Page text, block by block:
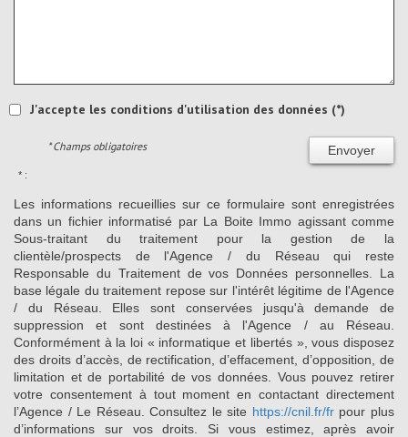
J'accepte les conditions d'utilisation des données (*)
Envoyer
* Champs obligatoires
* :
Les informations recueillies sur ce formulaire sont enregistrées
dans un fichier informatisé par La Boite Immo agissant comme
Sous-traitant du traitement pour la gestion de la
clientèle/prospects de l'Agence / du Réseau qui reste
Responsable du Traitement de vos Données personnelles. La
base légale du traitement repose sur l'intérêt légitime de l'Agence
/ du Réseau. Elles sont conservées jusqu'à demande de
suppression et sont destinées à l'Agence / au Réseau.
Conformément à la loi « informatique et libertés », vous disposez
des droits d’accès, de rectification, d’effacement, d’opposition, de
limitation et de portabilité de vos données. Vous pouvez retirer
votre consentement à tout moment en contactant directement
l’Agence / Le Réseau. Consultez le site https://cnil.fr/frpour plus
d’informations sur vos droits. Si vous estimez, après avoir